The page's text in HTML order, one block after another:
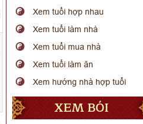
Xem tuổi hợp nhau
Xem tuổi làm nhà
Xem tuổi mua nhà
Xem tuổi làm ăn
Xem hướng nhà hợp tuổi
XEM BÓI